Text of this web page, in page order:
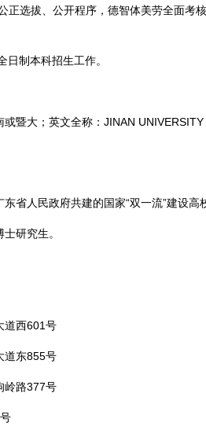
选拔、公开程序，德智体美劳全面考
制本科招生工作。
大；英文全称：JINAN UNIVERSITY
人民政府共建的国家“双一流”建设高校
研究生。
西601号
东855号
路377号